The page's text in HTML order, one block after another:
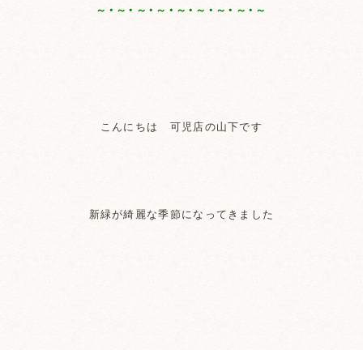
～・～・～・～・～・～・～・～・～
こんにちは 可児店の山下です
新緑が綺麗な季節になってきました